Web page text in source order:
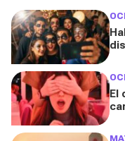
El